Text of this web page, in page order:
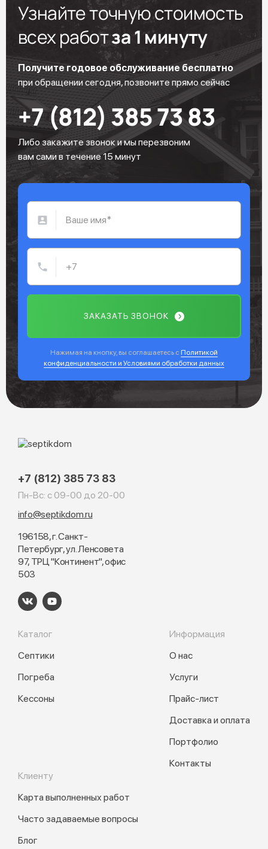
Узнайте точную стоимость
всех работза 1 минуту
Получите годовое обслуживание бесплатно
при обращении сегодня, позвоните прямо сейчас
+7 (812) 385 73 83
Либо закажите звонок и мы перезвоним
вам сами в течение 15 минут
ЗАКАЗАТЬ ЗВОНОК
Нажимая на кнопку, вы соглашаетесь с Политикой
конфиденциальности и Условиями обработки данных
+7 (812) 385 73 83
Пн-Вс: с 09-00 до 20-00
info@septikdom.ru
196158, г. Санкт-
Петербург, ул. Ленсовета
97, ТРЦ "Континент", офис
503
Каталог
Септики
Погреба
Кессоны
Информация
О нас
Услуги
Прайс-лист
Доставка и оплата
Портфолио
Контакты
Клиенту
Карта выполненных работ
Часто задаваемые вопросы
Блог